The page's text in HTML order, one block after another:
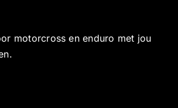
motorcross en enduro met jou